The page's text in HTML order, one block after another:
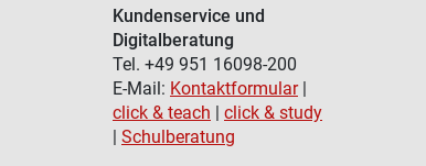
Kundenservice und
Digitalberatung
Tel. +49 951 16098-200
E-Mail: Kontaktformular|
click & teach | click & study
| Schulberatung